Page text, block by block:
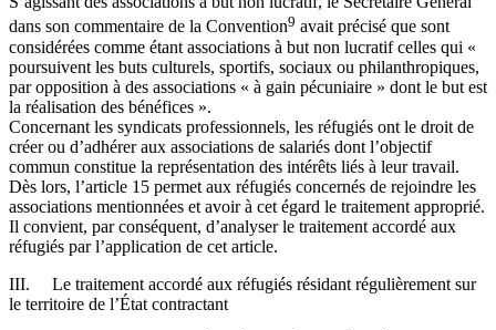
dans son commentaire de la Convention9 avait précisé que sont
considérées comme étant associations à but non lucratif celles qui «
poursuivent les buts culturels, sportifs, sociaux ou philanthropiques,
par opposition à des associations « à gain pécuniaire » dont le but est
la réalisation des bénéfices ».
Concernant les syndicats professionnels, les réfugiés ont le droit de
créer ou d’adhérer aux associations de salariés dont l’objectif
commun constitue la représentation des intérêts liés à leur travail.
Dès lors, l’article 15 permet aux réfugiés concernés de rejoindre les
associations mentionnées et avoir à cet égard le traitement approprié.
Il convient, par conséquent, d’analyser le traitement accordé aux
réfugiés par l’application de cet article.
III. Le traitement accordé aux réfugiés résidant régulièrement sur
le territoire de l’État contractant